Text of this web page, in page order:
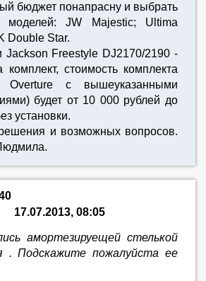
бюджет понапрасну и выбрать
моделей: JW Majestic; Ultima
Double Star.
Jackson Freestyle DJ2170/2190 -
стоимость комплекта
с вышеуказанными
будет от 10 000 рублей до
установки.
и возможных вопросов.
17.07.2013, 08:05
амортезируещей стелькой
. Подскажите пожалуйста ее